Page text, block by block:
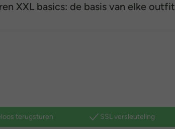
XXL basics: de basis van elke outfit
terugsturen SSL versleuteling